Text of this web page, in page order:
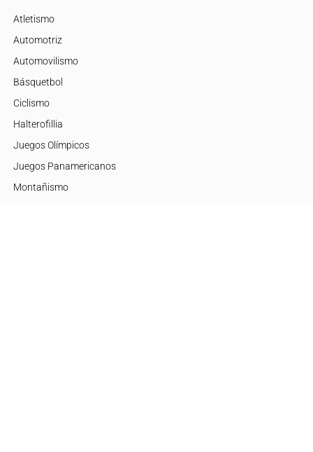
Atletismo
Automotriz
Automovilismo
Básquetbol
Ciclismo
Halterofillia
Juegos Olímpicos
Juegos Panamericanos
Montañismo